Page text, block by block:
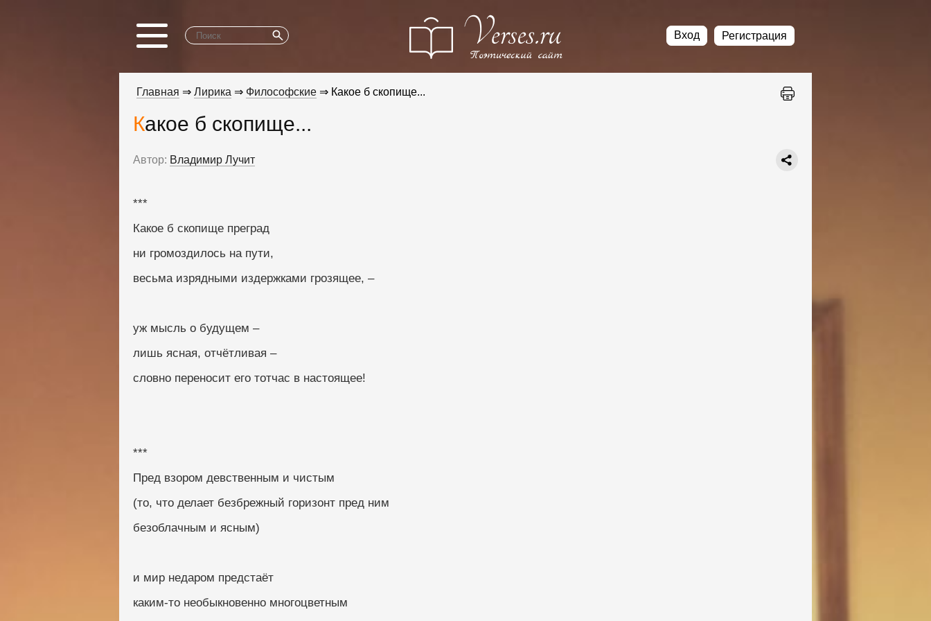
Вход Регистрация
Главная ⇒ Лирика ⇒ Философские ⇒ Какое б скопище...
Какое б скопище...
Автор: Владимир Лучит
***
Какое б скопище преград
ни громоздилось на пути,
весьма изрядными издержками грозящее, –
уж мысль о будущем –
лишь ясная, отчётливая –
словно переносит его тотчас в настоящее!
***
Пред взором девственным и чистым
(то, что делает безбрежный горизонт пред ним
безоблачным и ясным)
и мир недаром предстаёт
каким-то необыкновенно многоцветным